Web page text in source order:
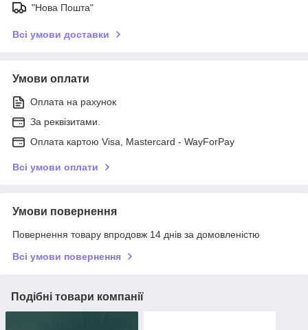
"Нова Пошта"
Всі умови доставки
Умови оплати
Оплата на рахунок
За реквізитами.
Оплата картою Visa, Mastercard - WayForPay
Всі умови оплати
Умови повернення
Повернення товару впродовж 14 днів за домовленістю
Всі умови повернення
Подібні товари компанії